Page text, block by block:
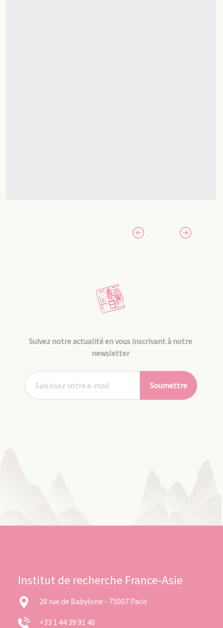
Suivez notre actualité en vous inscrivant à notre
newsletter
Soumettre
Institut de recherche France-Asie
28 rue de Babylone - 75007 Paris
+33 1 44 39 91 40